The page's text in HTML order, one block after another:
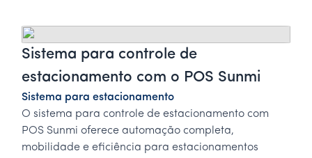
Sistema para controle de
estacionamento com o POS Sunmi
Sistema para estacionamento
O sistema para controle de estacionamento com
POS Sunmi oferece automação completa,
mobilidade e eficiência para estacionamentos